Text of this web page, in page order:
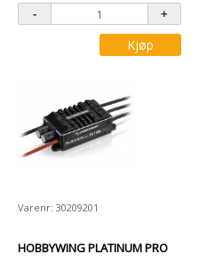
Kjøp
Varenr: 30209201
HOBBYWING PLATINUM PRO